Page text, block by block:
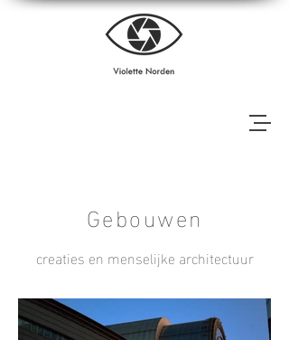
Gebouwen
creaties en menselijke architectuur